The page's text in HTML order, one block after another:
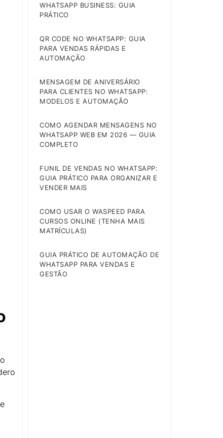
WHATSAPP BUSINESS: GUIA
PRÁTICO
QR CODE NO WHATSAPP: GUIA
PARA VENDAS RÁPIDAS E
AUTOMAÇÃO
MENSAGEM DE ANIVERSÁRIO
PARA CLIENTES NO WHATSAPP:
MODELOS E AUTOMAÇÃO
COMO AGENDAR MENSAGENS NO
WHATSAPP WEB EM 2026 — GUIA
COMPLETO
FUNIL DE VENDAS NO WHATSAPP:
GUIA PRÁTICO PARA ORGANIZAR E
VENDER MAIS
COMO USAR O WASPEED PARA
CURSOS ONLINE (TENHA MAIS
MATRÍCULAS)
GUIA PRÁTICO DE AUTOMAÇÃO DE
WHATSAPP PARA VENDAS E
GESTÃO